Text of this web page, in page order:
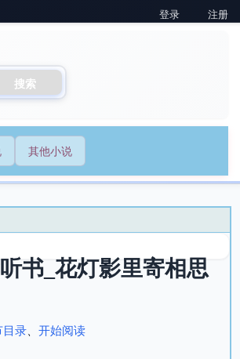
登录 注册
搜索
其他小说
书_花灯影里寄相思
目录、 开始阅读